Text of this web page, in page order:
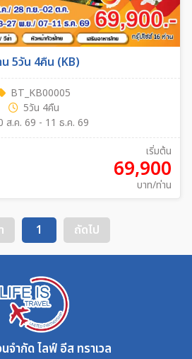
5วัน 4คืน (KB)
BT_KB00005
5วัน 4คืน
ส.ค. 69 - 11 ธ.ค. 69
เริ่มต้น
69,900
บาท/ท่าน
1 ถัดไป
จำกัด ไลฟ์ อีส ทราเวล